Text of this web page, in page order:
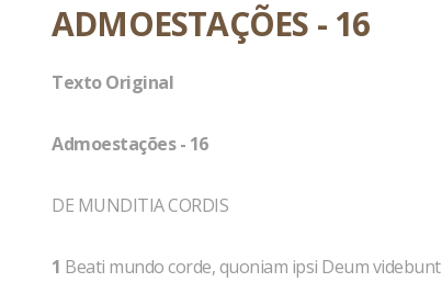
ADMOESTAÇÕES - 16
Texto Original
Admoestações - 16
DE MUNDITIA CORDIS
1 Beati mundo corde, quoniam ipsi Deum videbunt